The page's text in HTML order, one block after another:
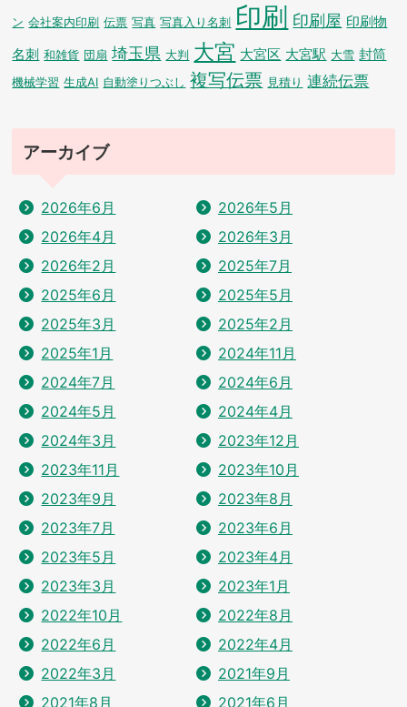
ン 会社案内印刷 伝票 写真 写真入り名刺 印刷 印刷屋 印刷物
名刺 和雑貨 団扇 埼玉県 大判 大宮 大宮区 大宮駅 大雪 封筒
機械学習 生成AI 自動塗りつぶし 複写伝票 見積り 連続伝票
アーカイブ
2026年6月
2026年5月
2026年4月
2026年3月
2026年2月
2025年7月
2025年6月
2025年5月
2025年3月
2025年2月
2025年1月
2024年11月
2024年7月
2024年6月
2024年5月
2024年4月
2024年3月
2023年12月
2023年11月
2023年10月
2023年9月
2023年8月
2023年7月
2023年6月
2023年5月
2023年4月
2023年3月
2023年1月
2022年10月
2022年8月
2022年6月
2022年4月
2022年3月
2021年9月
2021年8月
2021年6月